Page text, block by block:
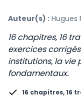
Auteur(s) : Hugues
16 chapitres, 16
exercices
institutions, la vie
fondamentaux​.
16 chapitres, 16